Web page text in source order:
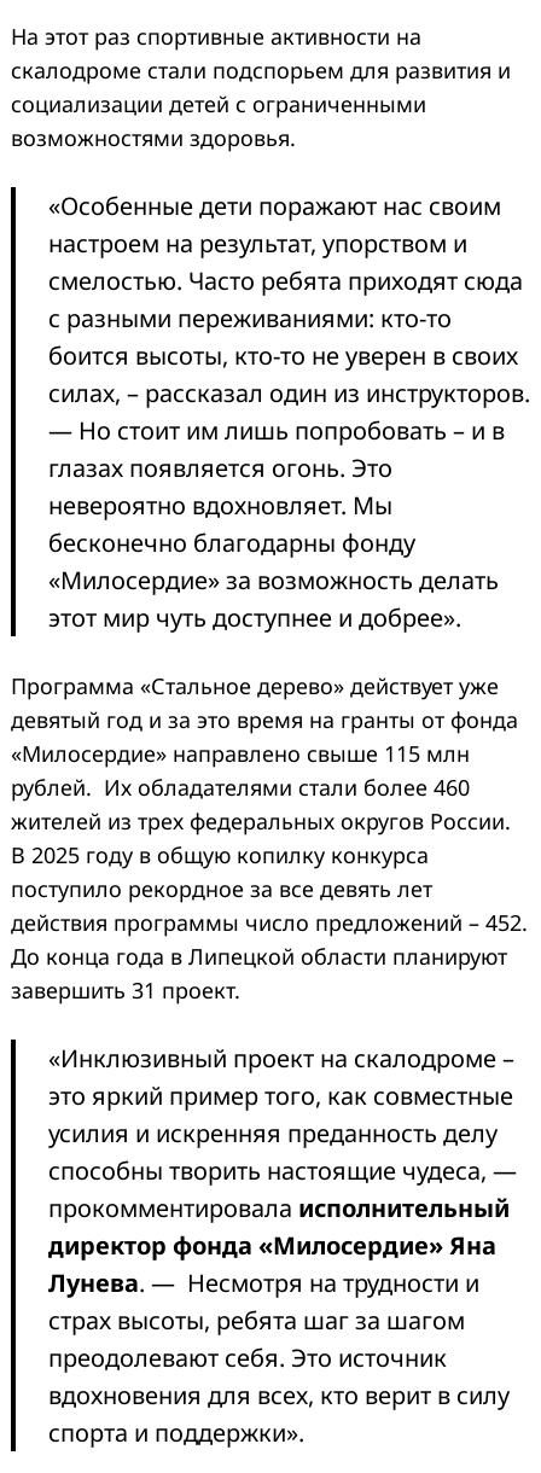
На этот раз спортивные активности на
скалодроме стали подспорьем для развития и
социализации детей с ограниченными
возможностями здоровья.
«Особенные дети поражают нас своим
настроем на результат, упорством и
смелостью. Часто ребята приходят сюда
с разными переживаниями: кто-то
боится высоты, кто-то не уверен в своих
силах, – рассказал один из инструкторов.
— Но стоит им лишь попробовать – и в
глазах появляется огонь. Это
невероятно вдохновляет. Мы
бесконечно благодарны фонду
«Милосердие» за возможность делать
этот мир чуть доступнее и добрее».
Программа «Стальное дерево» действует уже
девятый год и за это время на гранты от фонда
«Милосердие» направлено свыше 115 млн
рублей. Их обладателями стали более 460
жителей из трех федеральных округов России.
В 2025 году в общую копилку конкурса
поступило рекордное за все девять лет
действия программы число предложений – 452.
До конца года в Липецкой области планируют
завершить 31 проект.
«Инклюзивный проект на скалодроме –
это яркий пример того, как совместные
усилия и искренняя преданность делу
способны творить настоящие чудеса, —
прокомментировала исполнительный
директор фонда «Милосердие» Яна
Лунева. — Несмотря на трудности и
страх высоты, ребята шаг за шагом
преодолевают себя. Это источник
вдохновения для всех, кто верит в силу
спорта и поддержки».